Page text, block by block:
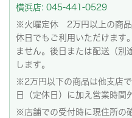
横浜店: 045-441-0529
※火曜定休 2万円以上の商
休日でもご利用いただけます
ません。後日または配送（別
します。
※2万円以下の商品は他支店
日（定休日）に加え営業時間
※店舗での受付時に現住所の